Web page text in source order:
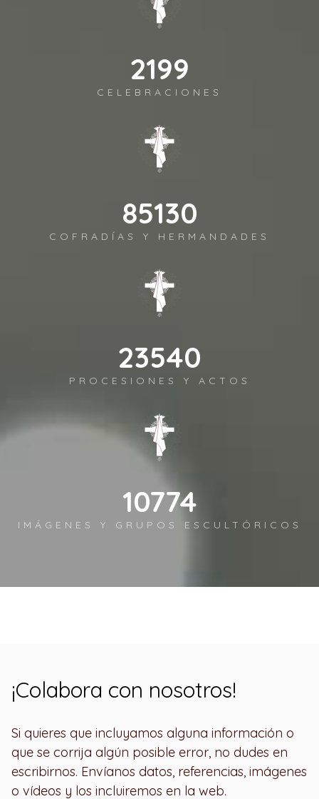
2443
CELEBRACIONES
94589
COFRADÍAS Y HERMANDADES
26156
PROCESIONES Y ACTOS
11972
IMÁGENES Y GRUPOS ESCULTÓRICOS
¡Colabora con nosotros!
Si quieres que incluyamos alguna información o
que se corrija algún posible error, no dudes en
escribirnos. Envíanos datos, referencias, imágenes
o vídeos y los incluiremos en la web.